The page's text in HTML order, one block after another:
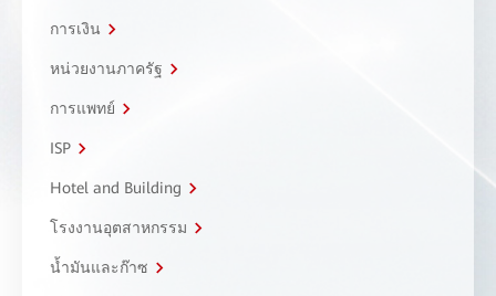
การเงิน
หน่วยงานภาครัฐ
การแพทย์
ISP
Hotel and Building
โรงงานอุตสาหกรรม
น้ำมันและก๊าซ